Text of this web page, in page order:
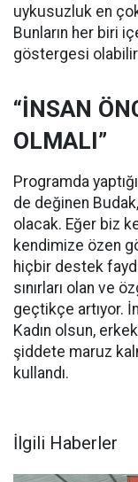
uykusuzluk en
Bunların her biri
göstergesi
“İNSAN
OLMALI”
Programda
de değinen
olacak. Eğer biz
kendimize özen
hiçbir destek
sınırları olan ve
geçtikçe artıyor.
Kadın olsun,
şiddete maruz
kullandı.
İlgili Haberler